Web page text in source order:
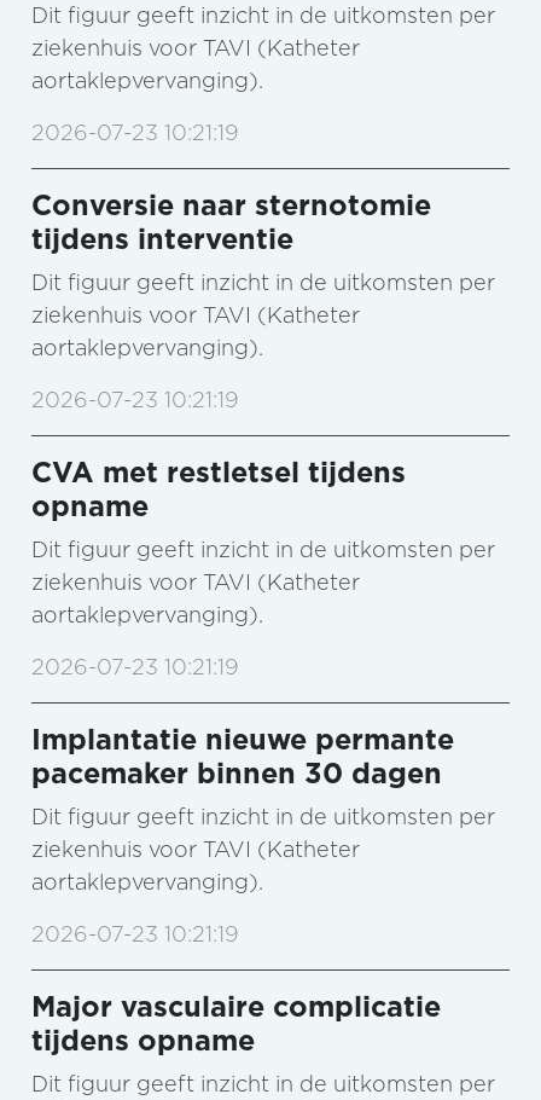
Dit figuur geeft inzicht in de uitkomsten per
ziekenhuis voor TAVI (Katheter
aortaklepvervanging).
2026-07-23 10:21:19
Conversie naar sternotomie
tijdens interventie
Dit figuur geeft inzicht in de uitkomsten per
ziekenhuis voor TAVI (Katheter
aortaklepvervanging).
2026-07-23 10:21:19
CVA met restletsel tijdens
opname
Dit figuur geeft inzicht in de uitkomsten per
ziekenhuis voor TAVI (Katheter
aortaklepvervanging).
2026-07-23 10:21:19
Implantatie nieuwe permante
pacemaker binnen 30 dagen
Dit figuur geeft inzicht in de uitkomsten per
ziekenhuis voor TAVI (Katheter
aortaklepvervanging).
2026-07-23 10:21:19
Major vasculaire complicatie
tijdens opname
Dit figuur geeft inzicht in de uitkomsten per